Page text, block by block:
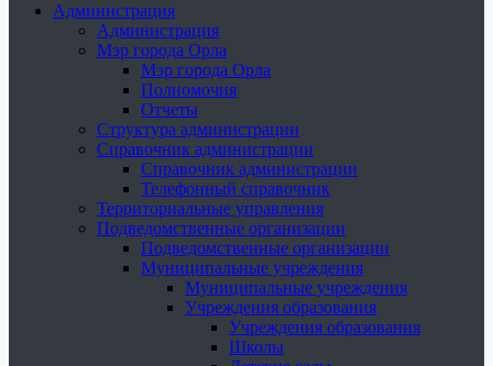
Администрация
Администрация
Мэр города Орла
Мэр города Орла
Полномочия
Отчеты
Структура администрации
Справочник администрации
Справочник администрации
Телефонный справочник
Территориальные управления
Подведомственные организации
Подведомственные организации
Муниципальные учреждения
Муниципальные учреждения
Учреждения образования
Учреждения образования
Школы